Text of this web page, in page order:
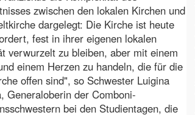
zwischen den lokalen Kirchen und
dargelegt: Die Kirche ist heute
fest in ihrer eigenen lokalen
verwurzelt zu bleiben, aber mit einem
einem Herzen zu handeln, die für die
offen sind", so Schwester Luigina
Generaloberin der Comboni-
bei den Studientagen, die